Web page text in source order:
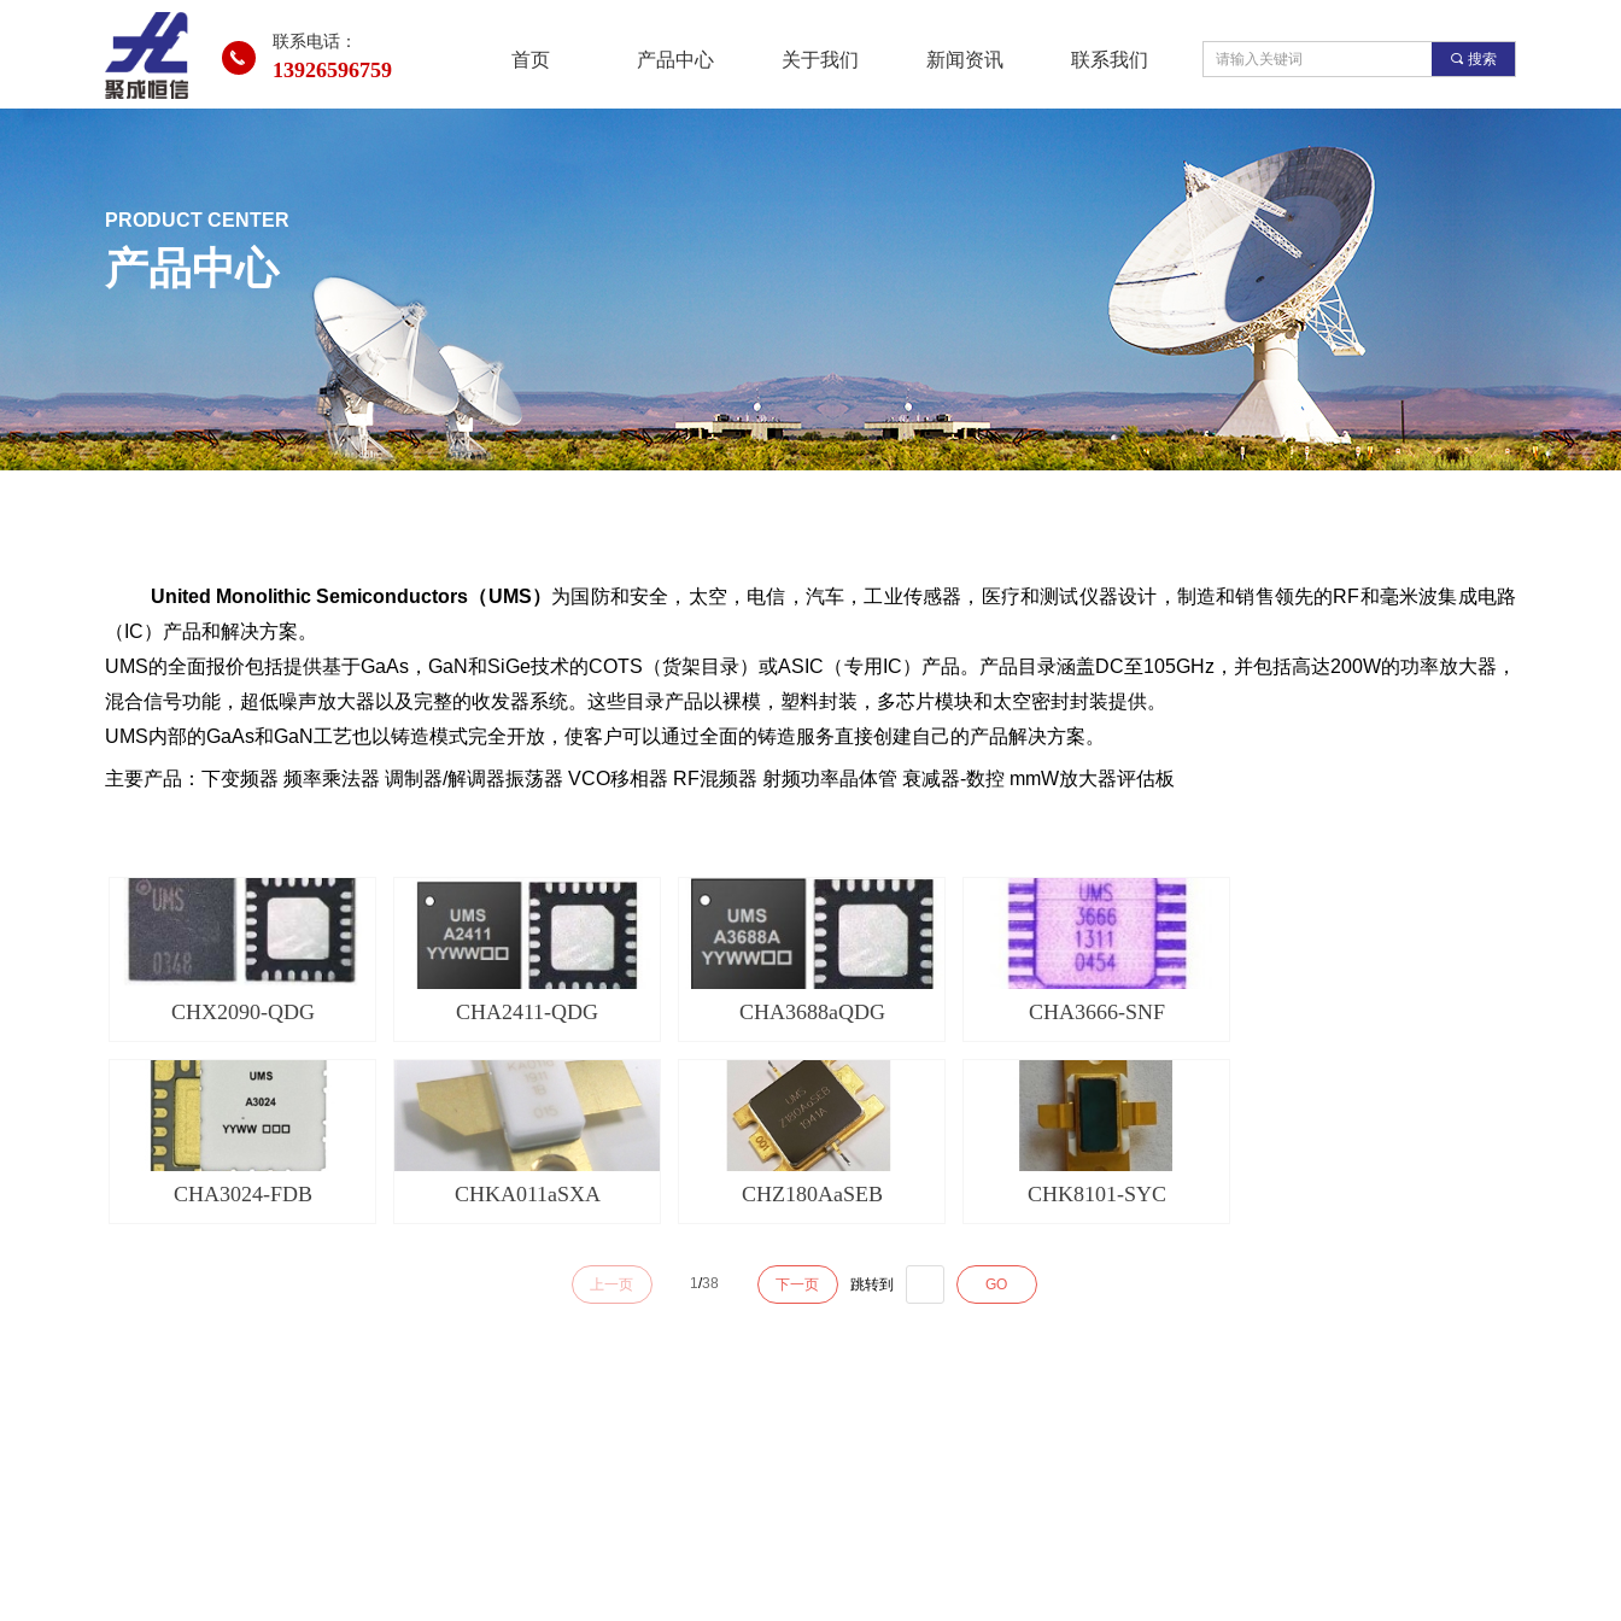
首页 产品中心 关于我们 新闻资讯 联系我们 끠 搜索
끅
联系电话：
13926596759
PRODUCT CENTER
产品中心
CHX2090-QDG CHA2411-QDG CHA3688aQDG CHA3666-SNF
CHA3024-FDB CHKA011aSXA CHZ180AaSEB CHK8101-SYC
上一页 1/38 下一页 跳转到 GO
United Monolithic Semiconductors（UMS） 为国防和安全，太空，电信，汽车，工业传感器，医疗和测试仪器设计，制造和销售领先的RF和毫米波集成电路
（IC）产品和解决方案。
UMS的全面报价包括提供基于GaAs，GaN和SiGe技术的COTS（货架目录）或ASIC（专用IC）产品。产品目录涵盖DC至105GHz，并包括高达200W的功率放大器，
混合信号功能，超低噪声放大器以及完整的收发器系统。这些目录产品以裸模，塑料封装，多芯片模块和太空密封封装提供。
UMS内部的GaAs和GaN工艺也以铸造模式完全开放，使客户可以通过全面的铸造服务直接创建自己的产品解决方案。
主要产品：下变频器 频率乘法器 调制器/解调器振荡器 VCO移相器 RF混频器 射频功率晶体管 衰减器-数控 mmW放大器评估板